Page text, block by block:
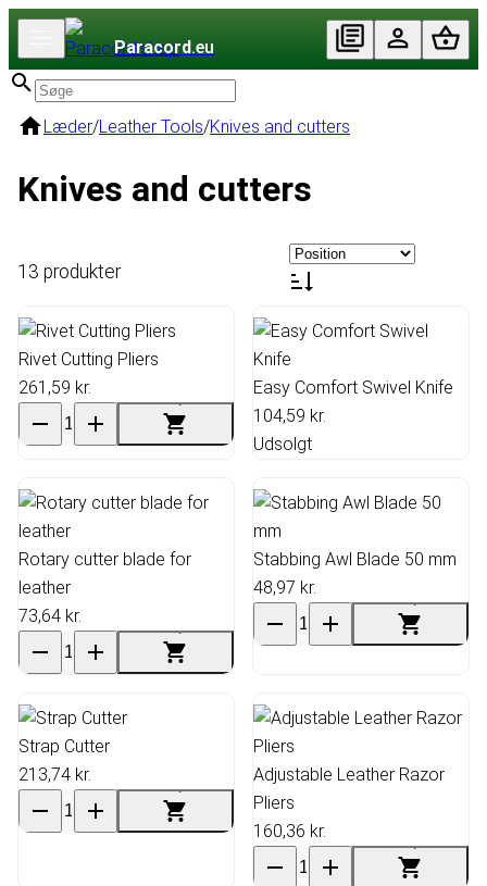
Paracord.eu
Læder/Leather Tools/Knives and cutters
Knives and cutters
13 produkter
Rivet Cutting Pliers
261,59 kr.
Easy Comfort Swivel Knife
104,59 kr.
Udsolgt
Rotary cutter blade for
leather
73,64 kr.
Stabbing Awl Blade 50 mm
48,97 kr.
Strap Cutter
213,74 kr.
Adjustable Leather Razor
Pliers
160,36 kr.